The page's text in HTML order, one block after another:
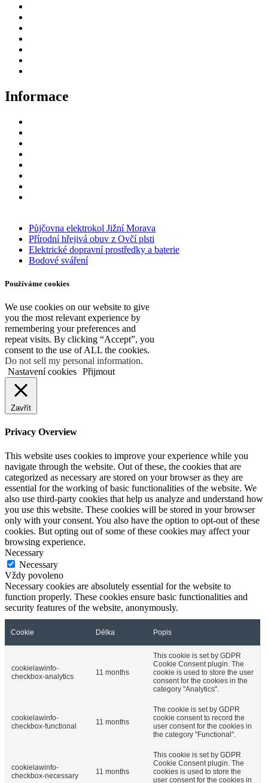
Informace
Půjčovna elektrokol Jižní Morava
Přírodní hřejivá obuv z Ovčí plsti
Elektrické dopravní prostředky a baterie
Bodové sváření
Používáme cookies
We use cookies on our website to give
you the most relevant experience by
remembering your preferences and
repeat visits. By clicking “Accept”, you
consent to the use of ALL the cookies.
Do not sell my personal information.
Nastavení cookies Přijmout
Zavřít
Privacy Overview
This website uses cookies to improve your experience while you
navigate through the website. Out of these, the cookies that are
categorized as necessary are stored on your browser as they are
essential for the working of basic functionalities of the website. We
also use third-party cookies that help us analyze and understand how
you use this website. These cookies will be stored in your browser
only with your consent. You also have the option to opt-out of these
cookies. But opting out of some of these cookies may affect your
browsing experience.
Necessary
Necessary
Vždy povoleno
Necessary cookies are absolutely essential for the website to
function properly. These cookies ensure basic functionalities and
security features of the website, anonymously.
Cookie Délka Popis
cookielawinfo-
checkbox-analytics
11 months
This cookie is set by GDPR
Cookie Consent plugin. The
cookie is used to store the user
consent for the cookies in the
category "Analytics".
cookielawinfo-
checkbox-functional
11 months
The cookie is set by GDPR
cookie consent to record the
user consent for the cookies in
the category "Functional".
cookielawinfo-
checkbox-necessary
11 months
This cookie is set by GDPR
Cookie Consent plugin. The
cookies is used to store the
user consent for the cookies in